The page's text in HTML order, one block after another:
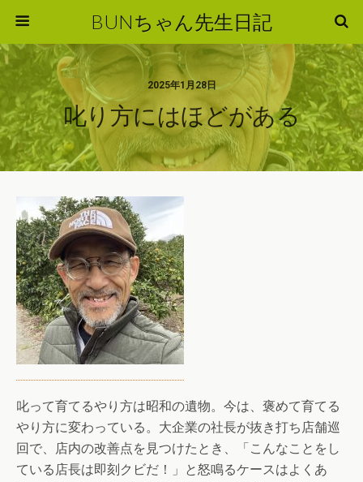
BUNちゃん先生日記
2025年1月28日
叱り方にはほどがある
叱って育てるやり方は昭和の遺物。今は、褒めて育てる
やり方に変わっている。大企業の社長が抜き打ち店舗巡
回で、店内の改善点を見つけたとき、「こんなことをし
ている店長は即刻クビだ！」と怒鳴るケースはよくあ